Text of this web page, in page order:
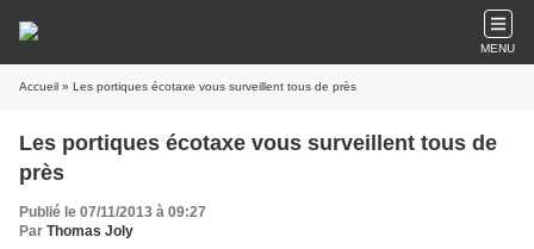
MENU
Accueil » Les portiques écotaxe vous surveillent tous de près
Les portiques écotaxe vous surveillent tous de
près
Publié le 07/11/2013 à 09:27
Par Thomas Joly